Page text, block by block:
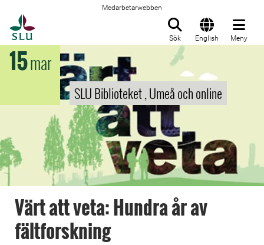
Medarbetarwebben
Sök English Meny
15mar
SLU Biblioteket , Umeå och online
Värt att veta: Hundra år av
fältforskning